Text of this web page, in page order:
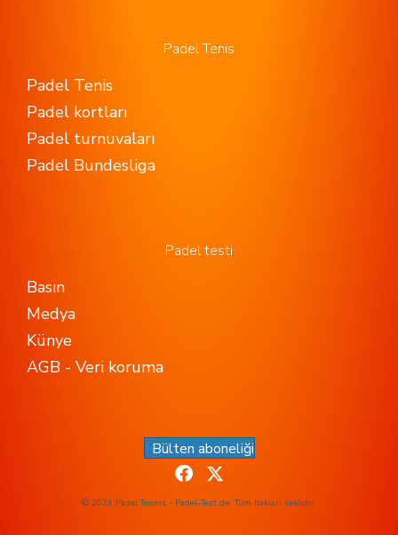
Padel Tenis
Padel Tenis
Padel kortları
Padel turnuvaları
Padel Bundesliga
Padel testi
Basın
Medya
Künye
AGB - Veri koruma
Bülten aboneliği
© 2024 Padel Tennis - Padel-Test.de. Tüm hakları saklıdır.